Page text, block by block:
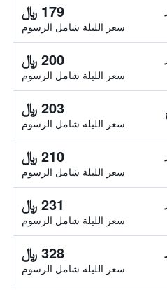
179 ﷼
سعر الليلة شامل الرسوم
200 ﷼
سعر الليلة شامل الرسوم
203 ﷼
سعر الليلة شامل الرسوم
210 ﷼
سعر الليلة شامل الرسوم
231 ﷼
سعر الليلة شامل الرسوم
328 ﷼
سعر الليلة شامل الرسوم